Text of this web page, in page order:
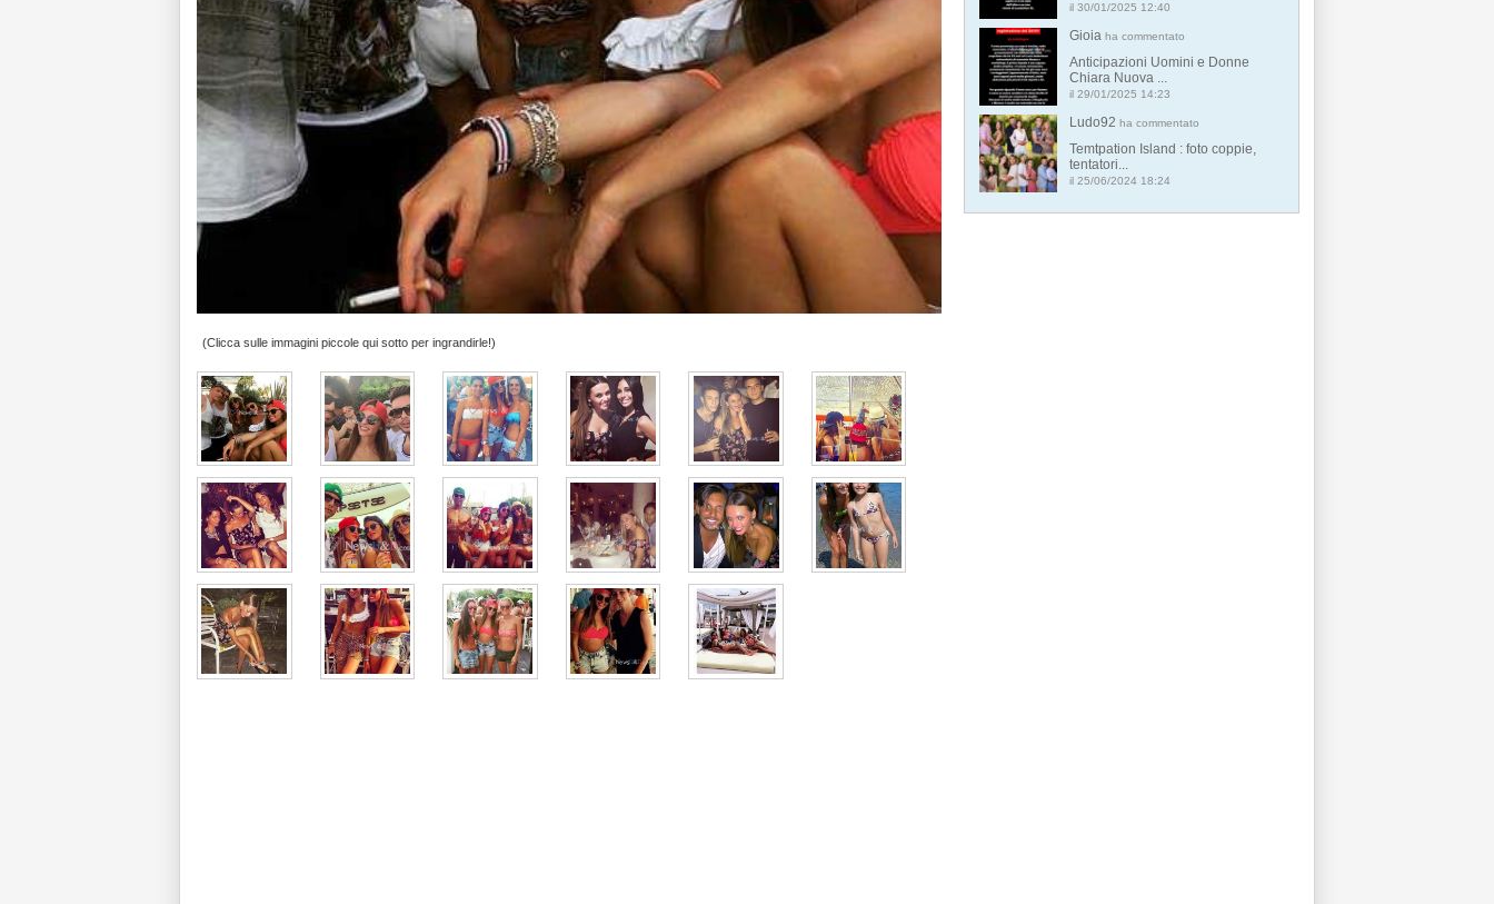
(Clicca sulle immagini piccole qui sotto per ingrandirle!)
il 30/01/2025 12:40
Gioia ha commentato
Anticipazioni Uomini e Donne
Chiara Nuova ...
il 29/01/2025 14:23
Ludo92 ha commentato
Temtpation Island : foto coppie,
tentatori...
il 25/06/2024 18:24